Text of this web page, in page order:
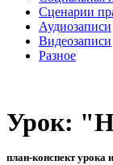
Сценарии
Аудиозаписи
Видеозаписи
Разное
Урок:
план-конспект урока